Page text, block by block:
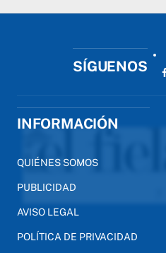
SÍGUENOS
INFORMACIÓN
QUIÉNES SOMOS
PUBLICIDAD
AVISO LEGAL
POLÍTICA DE PRIVACIDAD